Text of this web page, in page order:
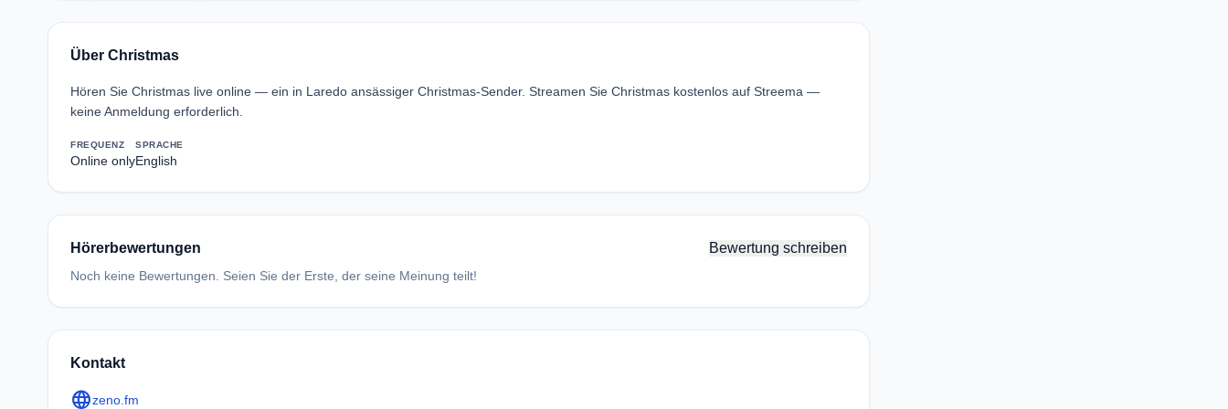
Über Christmas
Hören Sie Christmas live online — ein in Laredo ansässiger Christmas-Sender. Streamen Sie Christmas kostenlos auf Streema —
keine Anmeldung erforderlich.
FREQUENZ
Online only
SPRACHE
English
Hörerbewertungen Bewertung schreiben
Noch keine Bewertungen. Seien Sie der Erste, der seine Meinung teilt!
Kontakt
languagezeno.fm